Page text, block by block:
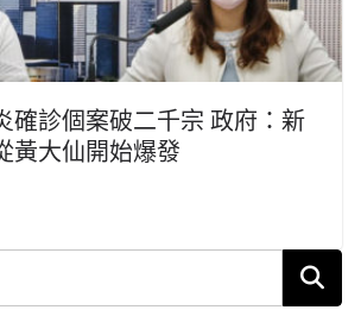
確診個案破二千宗 政府：新
黃大仙開始爆發